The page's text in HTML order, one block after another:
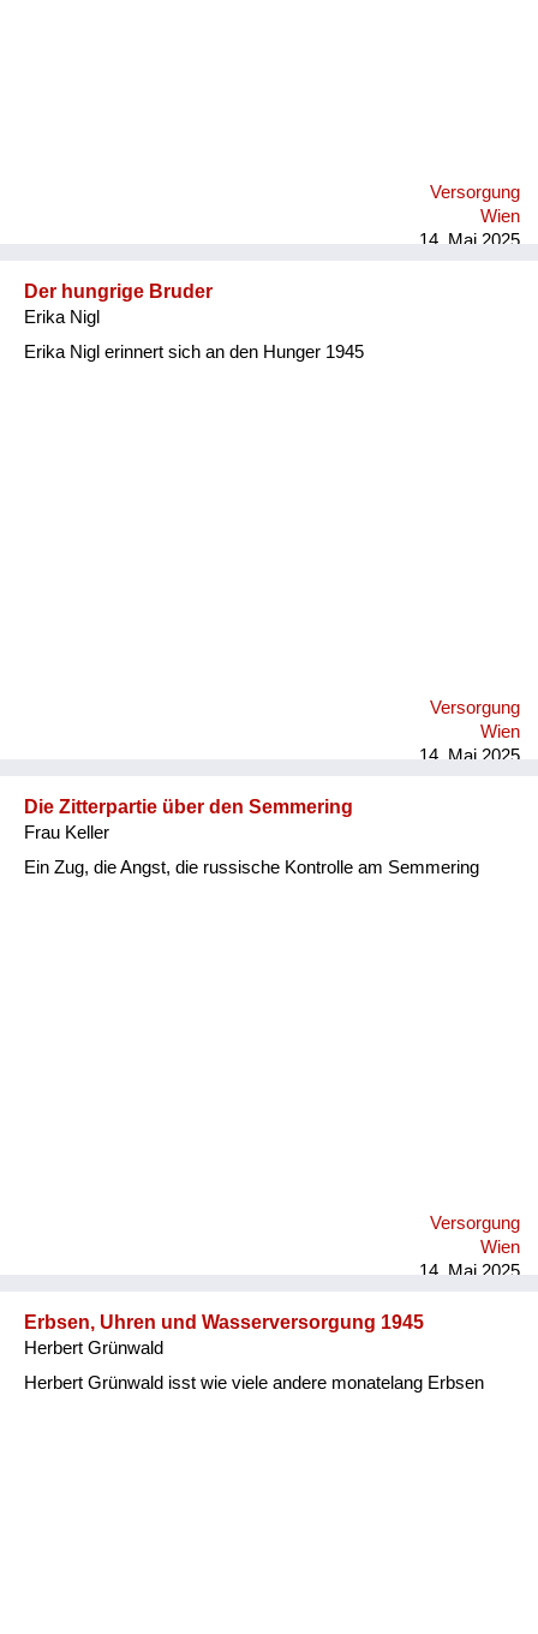
Versorgung
Wien
14. Mai 2025
Der hungrige Bruder
Erika Nigl
Erika Nigl erinnert sich an den Hunger 1945
Versorgung
Wien
14. Mai 2025
Die Zitterpartie über den Semmering
Frau Keller
Ein Zug, die Angst, die russische Kontrolle am Semmering
Versorgung
Wien
14. Mai 2025
Erbsen, Uhren und Wasserversorgung 1945
Herbert Grünwald
Herbert Grünwald isst wie viele andere monatelang Erbsen